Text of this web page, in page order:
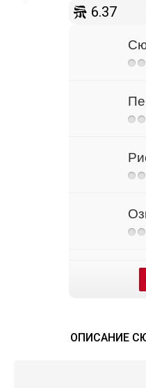
6.37
ОПИСАНИЕ